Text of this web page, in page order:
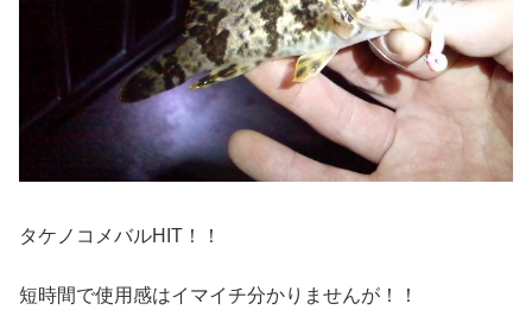
タケノコメバルHIT！！
短時間で使用感はイマイチ分かりませんが！！